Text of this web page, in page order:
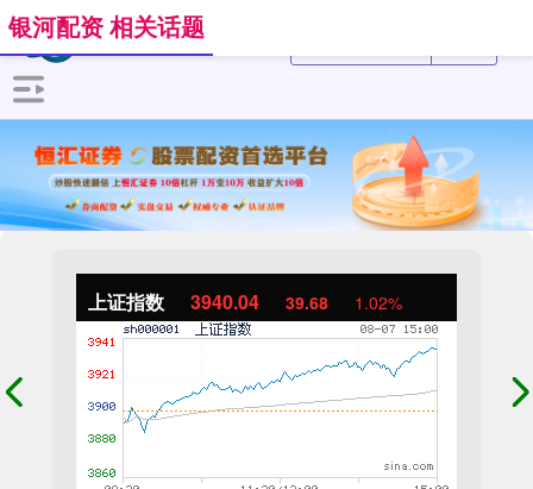
上证指数 3940.04 39.68 1.02%
银河配资 相关话题